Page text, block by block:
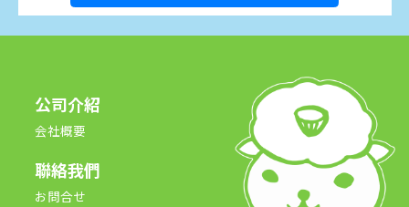
公司介紹
会社概要
聯絡我們
お問合せ